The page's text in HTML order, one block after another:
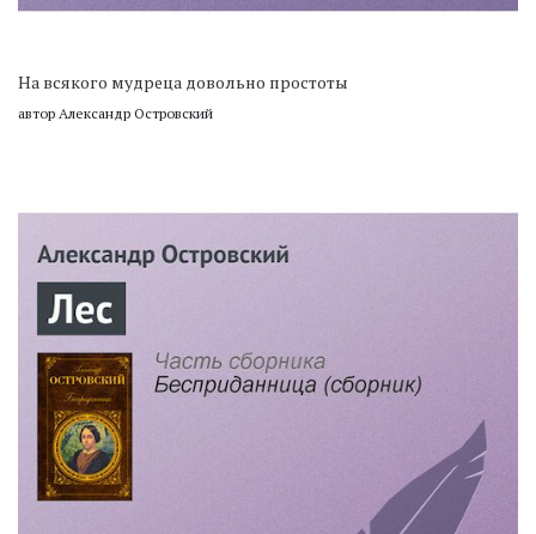
На всякого мудреца довольно простоты
автор Александр Островский